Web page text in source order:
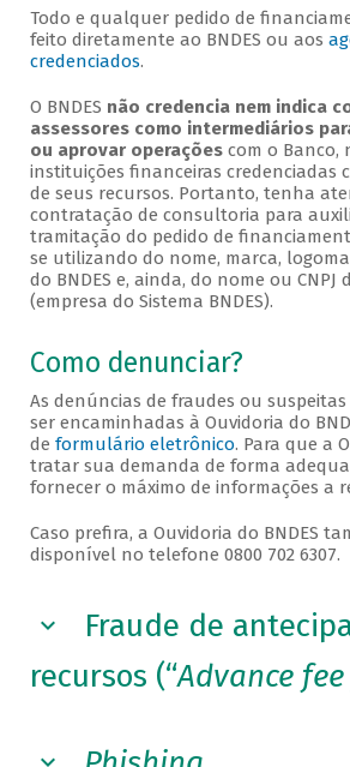
Todo e qualquer pedido de
feito diretamente ao BNDES ou aos
credenciados.
O BNDES não credencia nem indica
assessores como intermediários
ou aprovar operaçõescom o Banco,
instituições financeiras credenciadas
de seus recursos. Portanto, tenha
contratação de consultoria para
tramitação do pedido de
se utilizando do nome, marca,
do BNDES e, ainda, do nome ou CNPJ
(empresa do Sistema BNDES).
Como denunciar?
As denúncias de fraudes ou
ser encaminhadas à Ouvidoria do
de formulário eletrônico. Para que a
tratar sua demanda de forma
fornecer o máximo de informações a
Caso prefira, a Ouvidoria do BNDES
disponível no telefone 0800 702 6307.
Fraude de
recursos (“Advance